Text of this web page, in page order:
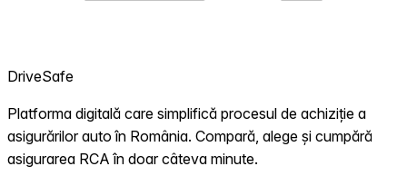
DriveSafe
Platforma digitală care simplifică procesul de achiziție a
asigurărilor auto în România. Compară, alege și cumpără
asigurarea RCA în doar câteva minute.